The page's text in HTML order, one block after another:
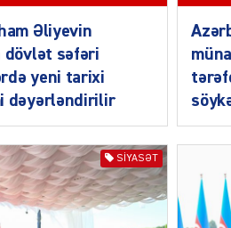
MANŞET
Əliyevin
dövlət səfəri
yeni tarixi
dəyərləndirilir
SIYASƏT